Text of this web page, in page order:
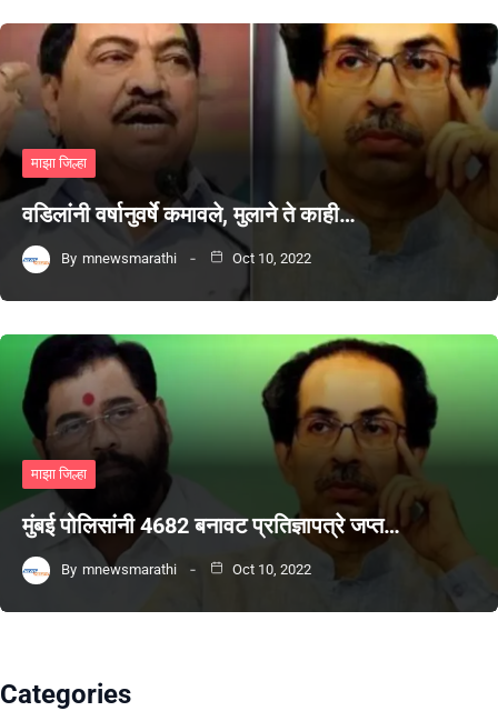
माझा जिल्हा
वडिलांनी वर्षानुवर्षे कमावले, मुलाने ते काही…
By mnewsmarathi Oct 10, 2022
माझा जिल्हा
मुंबई पोलिसांनी 4682 बनावट प्रतिज्ञापत्रे जप्त…
By mnewsmarathi Oct 10, 2022
Categories